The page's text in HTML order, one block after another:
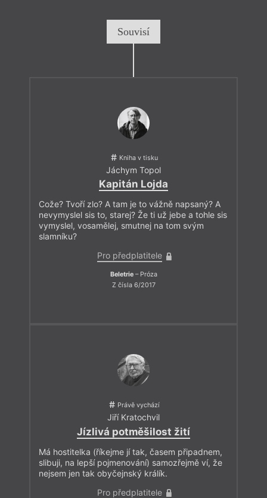
Souvisí
Kniha v tisku
Jáchym Topol
Kapitán Lojda
Cože? Tvoří zlo? A tam je to vážně napsaný? A
nevymyslel sis to, starej? Že ti už jebe a tohle sis
vymyslel, vosamělej, smutnej na tom svým
slamníku?
Pro předplatitele
Beletrie– Próza
Z čísla 6/2017
Právě vychází
Jiří Kratochvil
Jízlivá potměšilost žití
Má hostitelka (říkejme jí tak, časem připadnem,
slibuji, na lepší pojmenování) samozřejmě ví, že
nejsem jen tak obyčejnský králík.
Pro předplatitele